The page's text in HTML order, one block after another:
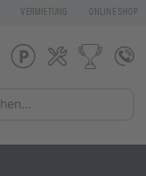
VERMIETUNG ONLINE SHOP